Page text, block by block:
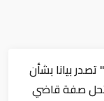
بيانا بشأن
صفة قاضي